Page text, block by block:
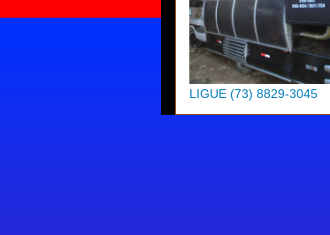
LIGUE (73) 8829-3045